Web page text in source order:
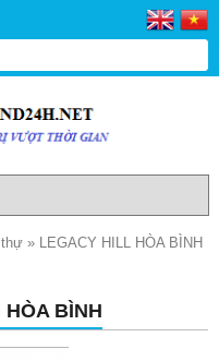
» LEGACY HILL HÒA BÌNH
BÌNH